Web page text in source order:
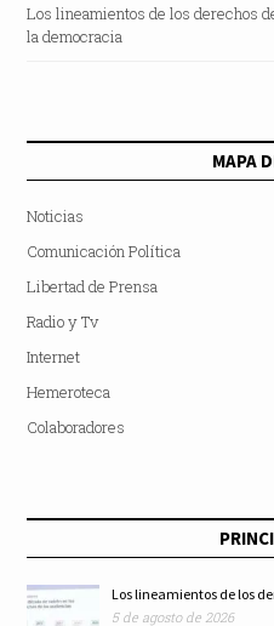
Los lineamientos de los derechos
la democracia
MAPA
Noticias
Comunicación Política
Libertad de Prensa
Radio y Tv
Internet
Hemeroteca
Colaboradores
Los lineamientos de los
5 de agosto de 2026